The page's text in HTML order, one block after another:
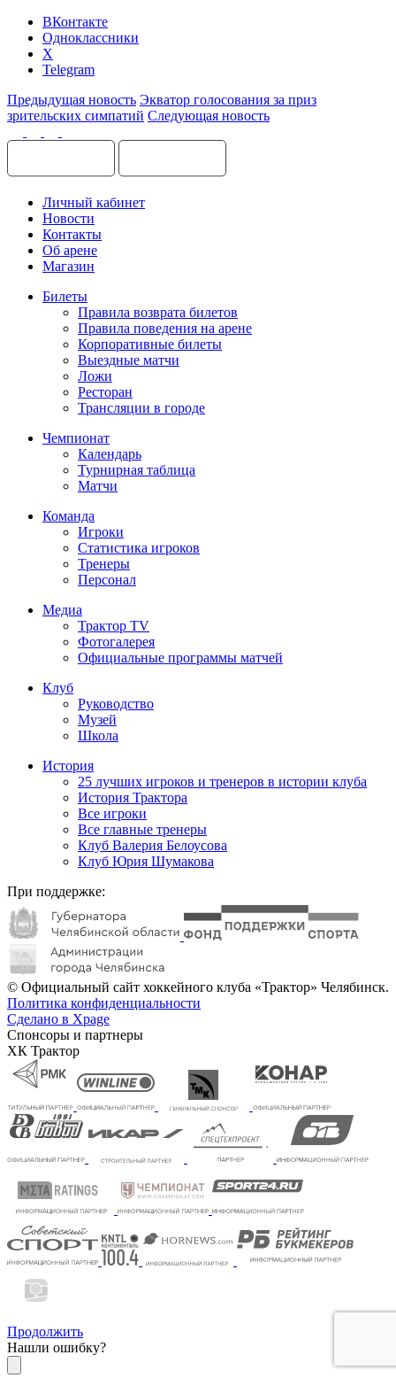
ВКонтакте
Одноклассники
X
Telegram
Предыдущая новость Экватор голосования за приз
зрительских симпатий Следующая новость
Личный кабинет
Новости
Контакты
Об арене
Магазин
Билеты
Правила возврата билетов
Правила поведения на арене
Корпоративные билеты
Выездные матчи
Ложи
Ресторан
Трансляции в городе
Чемпионат
Календарь
Турнирная таблица
Матчи
Команда
Игроки
Статистика игроков
Тренеры
Персонал
Медиа
Трактор TV
Фотогалерея
Официальные программы матчей
Клуб
Руководство
Музей
Школа
История
25 лучших игроков и тренеров в истории клуба
История Трактора
Все игроки
Все главные тренеры
Клуб Валерия Белоусова
Клуб Юрия Шумакова
При поддержке:
© Официальный сайт хоккейного клуба «Трактор» Челябинск.
Политика конфиденциальности
Сделано в Xpage
Спонсоры и партнеры
ХК Трактор
Продолжить
Нашли ошибку?